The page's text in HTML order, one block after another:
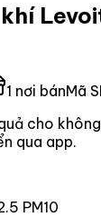
1 nơi bánMã
cho
qua app.
PM10